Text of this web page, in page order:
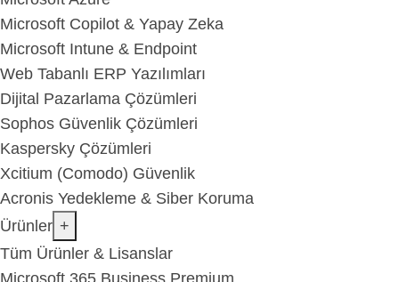
Microsoft Copilot & Yapay Zeka
Microsoft Intune & Endpoint
Web Tabanlı ERP Yazılımları
Dijital Pazarlama Çözümleri
Sophos Güvenlik Çözümleri
Kaspersky Çözümleri
Xcitium (Comodo) Güvenlik
Acronis Yedekleme & Siber Koruma
Ürünler +
Tüm Ürünler & Lisanslar
Microsoft 365 Business Premium